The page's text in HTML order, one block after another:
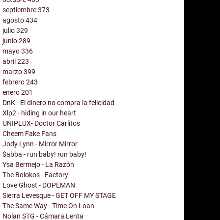
septiembre373
agosto434
julio329
junio289
mayo336
abril223
marzo399
febrero243
enero201
DnK - El dinero no compra la felicidad
Xlp2 - hiding in our heart
UNIPLUX- Doctor Carlitos
Cheem Fake Fans
Jody Lynn - Mirror Mirror
$abba - run baby! run baby!
Ysa Bermejo - La Razón
The Bolokos - Factory
Love Ghost - DOPEMAN
Sierra Levesque - GET OFF MY STAGE
The Same Way - Time On Loan
Nolan STG - Cámara Lenta